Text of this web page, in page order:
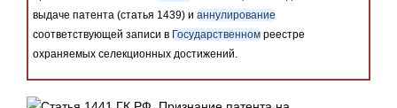
выдаче патента (статья 1439) и аннулирование
соответствующей записи в Государственном реестре
охраняемых селекционных достижений.